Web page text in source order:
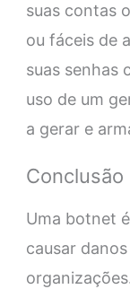
suas contas
ou fáceis de
suas senhas
uso de um
a gerar e
Conclusão
Uma botnet
causar